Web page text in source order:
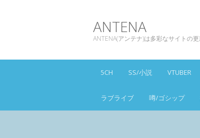
ANTENA
ANTENA(アンテナ)は多彩なサイトの
5CH SS/小説 VTUBER
ラブライブ 噂/ゴシップ